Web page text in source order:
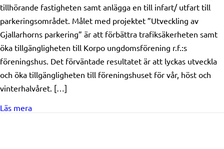
tillhörande fastigheten samt anlägga en till infart/ utfart till
parkeringsområdet. Målet med projektet ”Utveckling av
Gjallarhorns parkering” är att förbättra trafiksäkerheten samt
öka tillgängligheten till Korpo ungdomsförening r.f.:s
föreningshus. Det förväntade resultatet är att lyckas utveckla
och öka tillgängligheten till föreningshuset för vår, höst och
vinterhalvåret. […]
Läs meraabout Beviljat stöd: Korpo Ungdomsförening rf/